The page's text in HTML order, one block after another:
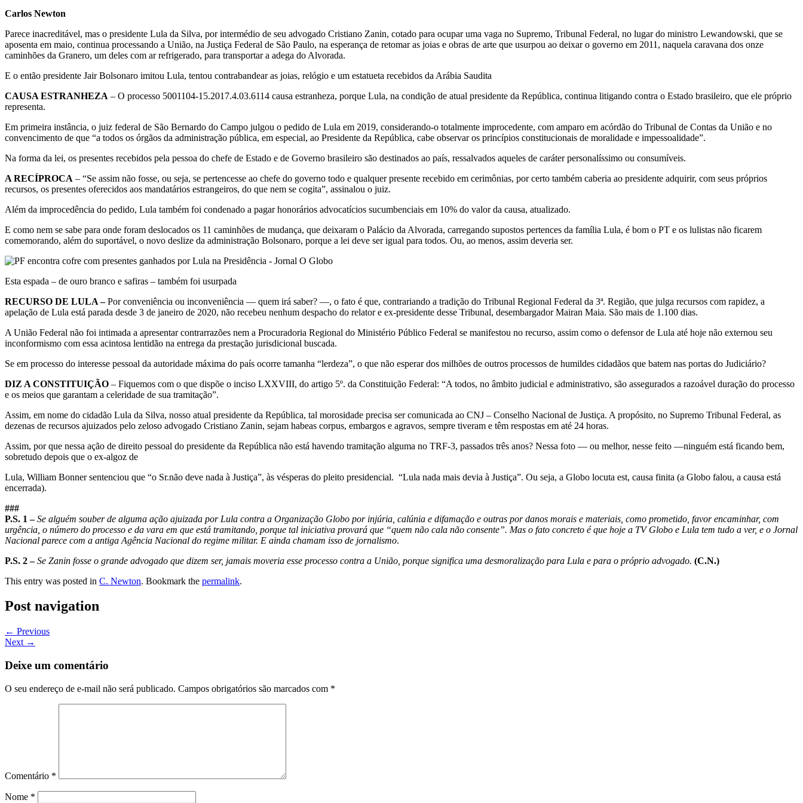
Carlos Newton
Parece inacreditável, mas o presidente Lula da Silva, por intermédio de seu advogado Cristiano Zanin, cotado para ocupar uma vaga no Supremo, Tribunal Federal, no lugar do ministro Lewandowski, que se
aposenta em maio, continua processando a União, na Justiça Federal de São Paulo, na esperança de retomar as joias e obras de arte que usurpou ao deixar o governo em 2011, naquela caravana dos onze
caminhões da Granero, um deles com ar refrigerado, para transportar a adega do Alvorada.
E o então presidente Jair Bolsonaro imitou Lula, tentou contrabandear as joias, relógio e um estatueta recebidos da Arábia Saudita
CAUSA ESTRANHEZA – O processo 5001104-15.2017.4.03.6114 causa estranheza, porque Lula, na condição de atual presidente da República, continua litigando contra o Estado brasileiro, que ele próprio
representa.
Em primeira instância, o juiz federal de São Bernardo do Campo julgou o pedido de Lula em 2019, considerando-o totalmente improcedente, com amparo em acórdão do Tribunal de Contas da União e no
convencimento de que “a todos os órgãos da administração pública, em especial, ao Presidente da República, cabe observar os princípios constitucionais de moralidade e impessoalidade”.
Na forma da lei, os presentes recebidos pela pessoa do chefe de Estado e de Governo brasileiro são destinados ao país, ressalvados aqueles de caráter personalíssimo ou consumíveis.
A RECÍPROCA – “Se assim não fosse, ou seja, se pertencesse ao chefe do governo todo e qualquer presente recebido em cerimônias, por certo também caberia ao presidente adquirir, com seus próprios
recursos, os presentes oferecidos aos mandatários estrangeiros, do que nem se cogita”, assinalou o juiz.
Além da improcedência do pedido, Lula também foi condenado a pagar honorários advocatícios sucumbenciais em 10% do valor da causa, atualizado.
E como nem se sabe para onde foram deslocados os 11 caminhões de mudança, que deixaram o Palácio da Alvorada, carregando supostos pertences da família Lula, é bom o PT e os lulistas não ficarem
comemorando, além do suportável, o novo deslize da administração Bolsonaro, porque a lei deve ser igual para todos. Ou, ao menos, assim deveria ser.
Esta espada – de ouro branco e safiras – também foi usurpada
RECURSO DE LULA –Por conveniência ou inconveniência — quem irá saber? —, o fato é que, contrariando a tradição do Tribunal Regional Federal da 3ª. Região, que julga recursos com rapidez, a
apelação de Lula está parada desde 3 de janeiro de 2020, não recebeu nenhum despacho do relator e ex-presidente desse Tribunal, desembargador Mairan Maia. São mais de 1.100 dias.
A União Federal não foi intimada a apresentar contrarrazões nem a Procuradoria Regional do Ministério Público Federal se manifestou no recurso, assim como o defensor de Lula até hoje não externou seu
inconformismo com essa acintosa lentidão na entrega da prestação jurisdicional buscada.
Se em processo do interesse pessoal da autoridade máxima do país ocorre tamanha “lerdeza”, o que não esperar dos milhões de outros processos de humildes cidadãos que batem nas portas do Judiciário?
DIZ A CONSTITUIÇÃO – Fiquemos com o que dispõe o inciso LXXVIII, do artigo 5º. da Constituição Federal: “A todos, no âmbito judicial e administrativo, são assegurados a razoável duração do processo
e os meios que garantam a celeridade de sua tramitação”.
Assim, em nome do cidadão Lula da Silva, nosso atual presidente da República, tal morosidade precisa ser comunicada ao CNJ – Conselho Nacional de Justiça. A propósito, no Supremo Tribunal Federal, as
dezenas de recursos ajuizados pelo zeloso advogado Cristiano Zanin, sejam habeas corpus, embargos e agravos, sempre tiveram e têm respostas em até 24 horas.
Assim, por que nessa ação de direito pessoal do presidente da República não está havendo tramitação alguma no TRF-3, passados três anos? Nessa foto — ou melhor, nesse feito —ninguém está ficando bem,
sobretudo depois que o ex-algoz de
Lula, William Bonner sentenciou que “o Sr.não deve nada à Justiça”, às vésperas do pleito presidencial. “Lula nada mais devia à Justiça”. Ou seja, a Globo locuta est, causa finita (a Globo falou, a causa está
encerrada).
###
P.S. 1 – Se alguém souber de alguma ação ajuizada por Lula contra a Organização Globo por injúria, calúnia e difamação e outras por danos morais e materiais, como prometido, favor encaminhar, com
urgência, o número do processo e da vara em que está tramitando, porque tal iniciativa provará que “quem não cala não consente”. Mas o fato concreto é que hoje a TV Globo e Lula tem tudo a ver, e o Jornal
Nacional parece com a antiga Agência Nacional do regime militar. E ainda chamam isso de jornalismo.
P.S. 2 –Se Zanin fosse o grande advogado que dizem ser, jamais moveria esse processo contra a União, porque significa uma desmoralização para Lula e para o próprio advogado. (C.N.)
This entry was posted in C. Newton. Bookmark the permalink.
Post navigation
← Previous
Next →
Deixe um comentário
O seu endereço de e-mail não será publicado. Campos obrigatórios são marcados com *
Comentário *
Nome *